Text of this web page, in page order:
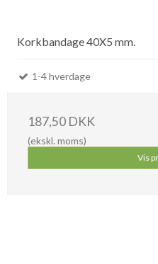
Korkbandage 40X5 mm.
1-4 hverdage
187,50 DKK
(ekskl. moms)
Vis